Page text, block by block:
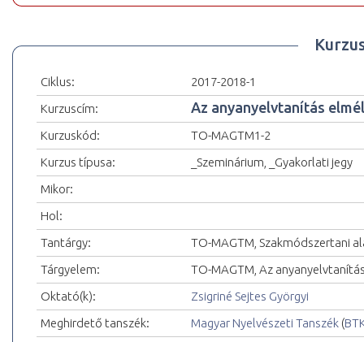
Ciklus:
2017-2018-1
Kurzuscím:
Az anyanyelvtanítás
Kurzuskód:
TO-MAGTM1-2
Kurzus típusa:
_Szeminárium, _Gyakorlati jegy
Mikor:
Hol:
Tantárgy:
TO-MAGTM, Szakmódszertani
Tárgyelem:
TO-MAGTM, Az
Oktató(k):
Zsigriné Sejtes Györgyi
Meghirdető tanszék:
Magyar Nyelvészeti Tanszék (